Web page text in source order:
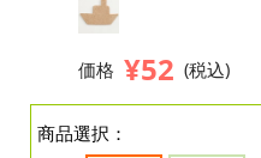
価格 ¥52 (税込)
商品選択：